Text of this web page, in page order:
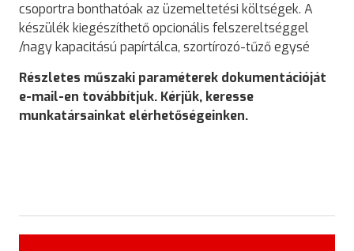
csoportra bonthatóak az üzemeltetési költségek. A
készülék kiegészíthető opcionális felszereltséggel
/nagy kapacitású papírtálca, szortírozó-tűző egysé
Részletes műszaki paraméterek dokumentációját
e-mail-en továbbítjuk. Kérjük, keresse
munkatársainkat elérhetőségeinken.